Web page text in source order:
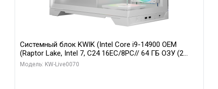
Системный блок KWIK (Intel Core i9-14900 OEM
(Raptor Lake, Intel 7, C24 16EC/8PC// 64 ГБ ОЗУ (2
модуля)/ Gigabyte RTX5080 XTREME WATERFORCE
Модель: KW-Live0070